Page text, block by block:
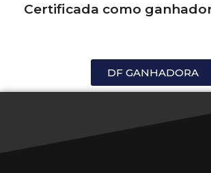
Certificada como
DF GANHADORA